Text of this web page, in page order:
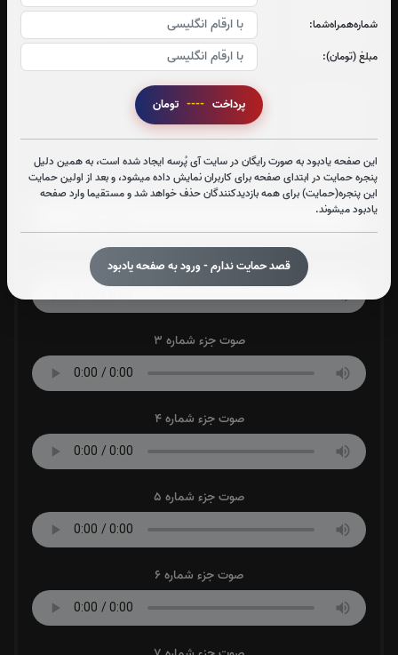
شماره‌همراه‌شما:
مبلغ (تومان):
پرداخت ----
این صفحه یادبود به صورت رایگان در سایت آی پُرسه ایجاد شده است، به همین دلیل
پنجره حمایت در ابتدای صفحه برای کاربران نمایش داده میشود، و بعد از اولین حمایت
این پنجره(حمایت) برای همه بازدیدکنندگان حذف خواهد شد و مستقیما وارد صفحه
یادبود میشوند.
قصد حمایت ندارم - ورود به صفحه یادبود
جزء 26
0بار
جزء 27
0بار
جزء 28
0بار
0بار
جزء 30
0بار
صوت جزء شماره 1
صوت جزء شماره 2
صوت جزء شماره 3
صوت جزء شماره 4
صوت جزء شماره 5
صوت جزء شماره 6